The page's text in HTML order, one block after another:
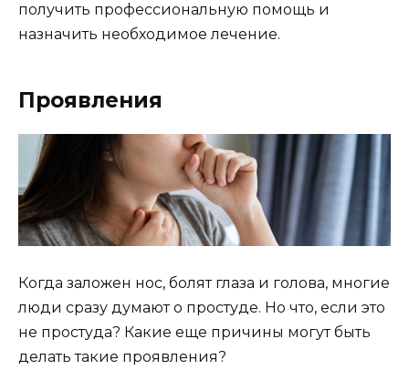
получить профессиональную помощь и
назначить необходимое лечение.
Проявления
Когда заложен нос, болят глаза и голова, многие
люди сразу думают о простуде. Но что, если это
не простуда? Какие еще причины могут быть
делать такие проявления?